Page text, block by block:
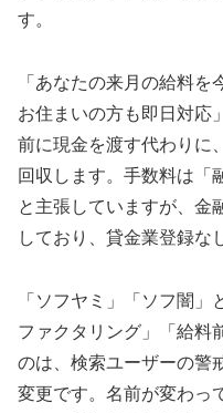
す。
「あなたの来月の給料
お住まいの方も即日対応
前に現金を渡す代わりに
回収します。手数料は「
と主張していますが、金
しており、貸金業登録な
「ソフヤミ」「ソフ闇
ファクタリング」「給料
のは、検索ユーザーの警
変更です。名前が変わっ